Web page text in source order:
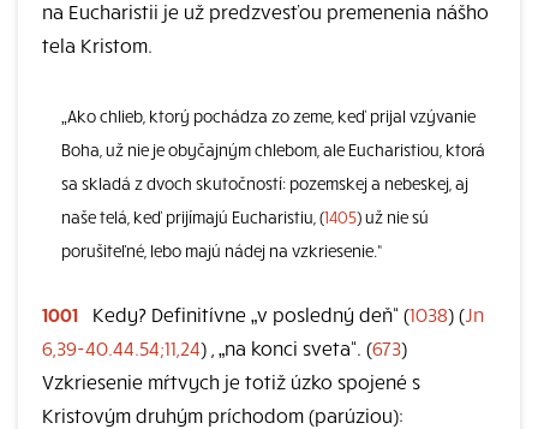
na Eucharistii je už predzvesťou premenenia nášho
tela Kristom.
„Ako chlieb, ktorý pochádza zo zeme, keď prijal vzývanie
Boha, už nie je obyčajným chlebom, ale Eucharistiou, ktorá
sa skladá z dvoch skutočností: pozemskej a nebeskej, aj
naše telá, keď prijímajú Eucharistiu, (1405) už nie sú
porušiteľné, lebo majú nádej na vzkriesenie.“
1001 Kedy? Definitívne „v posledný deň“ (1038) (Jn
6,39-40.44.54;11,24) , „na konci sveta“. (673)
Vzkriesenie mŕtvych je totiž úzko spojené s
Kristovým druhým príchodom (parúziou):